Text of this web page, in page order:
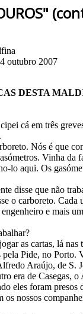
outubro 2007
DESTA
cá em três
Nós é que
Vinha da
lo aqui. Os
disse que não
o carboreto. Cada
e mais
as cartas, lá nas
Pide, no Porto.
Araújo, de S.
era de Casegas,
eles foram presos
os nossos